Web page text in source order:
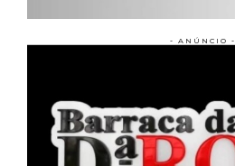
- ANÚNCIO -